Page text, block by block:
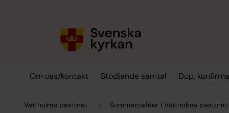
Om oss/kontakt Stödjande samtal Dop,
Vattholma pastorat Sommarcaféer i Vattholma pastorat